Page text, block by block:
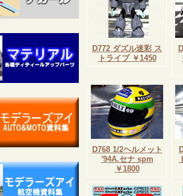
D772 ダズル迷彩 ス
トライプ ￥1450
D768 1/2ヘルメット
'94A.セナ spm
￥1800